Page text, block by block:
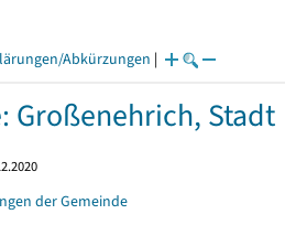
Abkürzungen |
Großenehrich, Stadt
der Gemeinde